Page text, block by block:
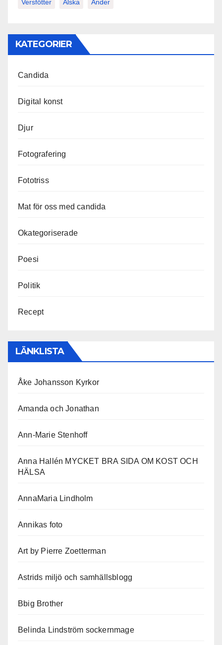
Versfötter Älska Änder
KATEGORIER
Candida
Digital konst
Djur
Fotografering
Fototriss
Mat för oss med candida
Okategoriserade
Poesi
Politik
Recept
LÄNKLISTA
Åke Johansson Kyrkor
Amanda och Jonathan
Ann-Marie Stenhoff
Anna Hallén MYCKET BRA SIDA OM KOST OCH
HÄLSA
AnnaMaria Lindholm
Annikas foto
Art by Pierre Zoetterman
Astrids miljö och samhällsblogg
Bbig Brother
Belinda Lindström sockernmage